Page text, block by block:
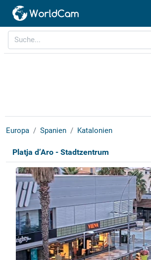
Europa Spanien Katalonien
Platja d’Aro - Stadtzentrum